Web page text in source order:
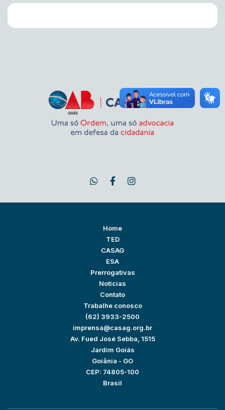
Home
TED
CASAG
ESA
Prerrogativas
Notícias
Contato
Trabalhe conosco
(62) 3933-2500
imprensa@casag.org.br
Av. Fued José Sebba, 1515
Jardim Goiás
Goiânia - GO
CEP: 74805-100
Brasil